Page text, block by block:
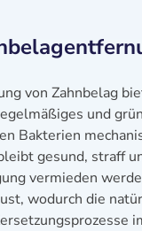
von Zahnbelag
und
Bakterien
gesund, straff
vermieden
wodurch die